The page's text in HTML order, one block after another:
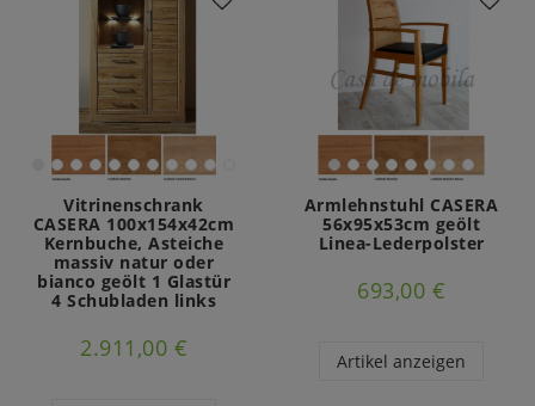
Vitrinenschrank
CASERA 100x154x42cm
Kernbuche, Asteiche
massiv natur oder
bianco geölt 1 Glastür
4 Schubladen links
2.911,00 €
Armlehnstuhl CASERA
56x95x53cm geölt
Linea-Lederpolster
693,00 €
Artikel anzeigen